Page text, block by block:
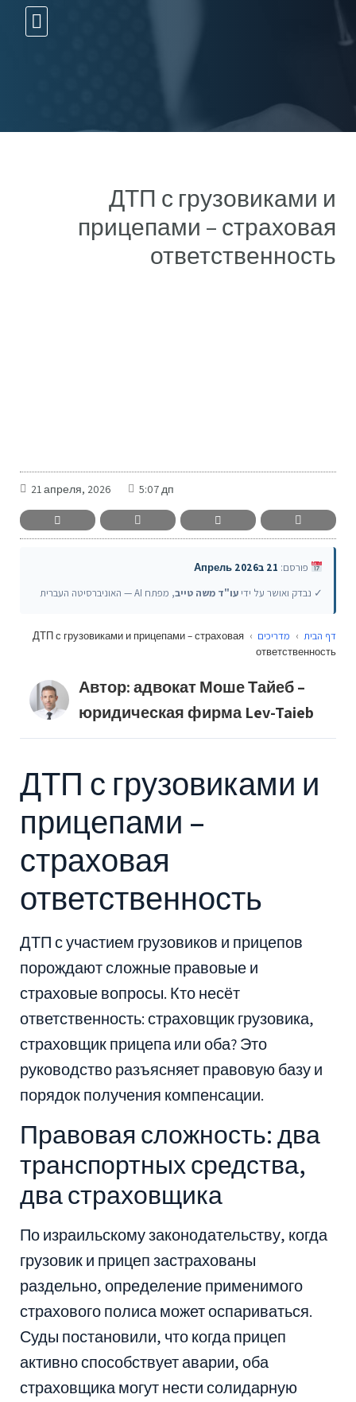
ДТП с грузовиками и
прицепами – страховая
ответственность
21 апреля, 2026 5:07 дп
פורסם: 21 בАпрель 2026
✓ נבדק ואושר על ידי עו"ד משה טייב, מפתח AI — האוניברסיטה העברית
דף הבית › מדריכים ›
ДТП с грузовиками и прицепами – страховая
ответственность
Автор: адвокат Моше Тайеб –
юридическая фирма Lev-Taieb
ДТП с грузовиками и
прицепами –
страховая
ответственность
ДТП с участием грузовиков и прицепов
порождают сложные правовые и
страховые вопросы. Кто несёт
ответственность: страховщик грузовика,
страховщик прицепа или оба? Это
руководство разъясняет правовую базу и
порядок получения компенсации.
Правовая сложность: два
транспортных средства,
два страховщика
По израильскому законодательству, когда
грузовик и прицеп застрахованы
раздельно, определение применимого
страхового полиса может оспариваться.
Суды постановили, что когда прицеп
активно способствует аварии, оба
страховщика могут нести солидарную